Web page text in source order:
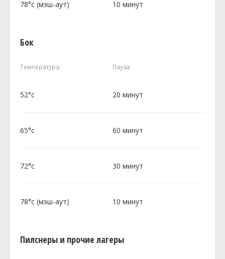
78°c (мэш-аут) 10 минут
Бок
Температура: Пауза:
52°c 20 минут
65°c 60 минут
72°c 30 минут
78°c (мэш-аут) 10 минут
Пилснеры и прочие лагеры